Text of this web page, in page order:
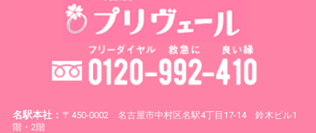
名駅本社： 〒450-0002 名古屋市中村区名駅4丁目17-14 鈴木ビル1
階・2階